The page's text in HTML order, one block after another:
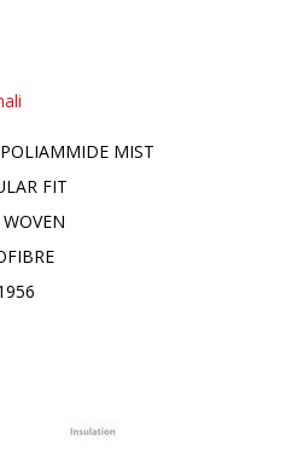
MIST
FIT
WOVEN